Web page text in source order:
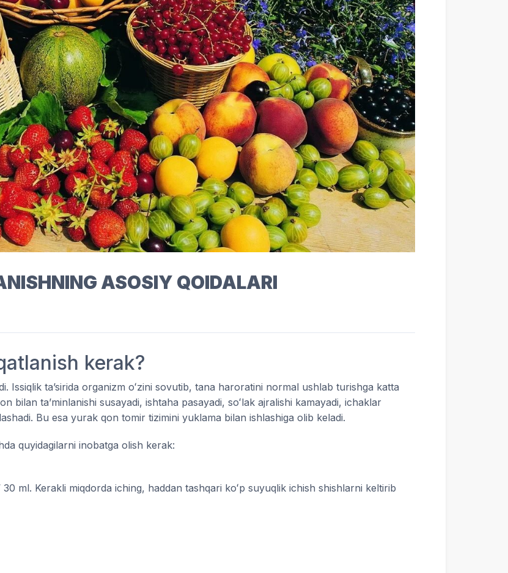
ASOSIY QOIDALARI
kerak?
Issiqlik taʼsirida organizm oʻzini sovutib, tana haroratini normal ushlab turishga katta
bilan taʼminlanishi susayadi, ishtaha pasayadi, soʻlak ajralishi kamayadi, ichaklar
Bu esa yurak qon tomir tizimini yuklama bilan ishlashiga olib keladi.
quyidagilarni inobatga olish kerak:
ml. Kerakli miqdorda iching, haddan tashqari koʻp suyuqlik ichish shishlarni keltirib